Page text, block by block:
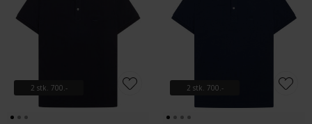
2 stk. 700.- 2 stk. 700.-